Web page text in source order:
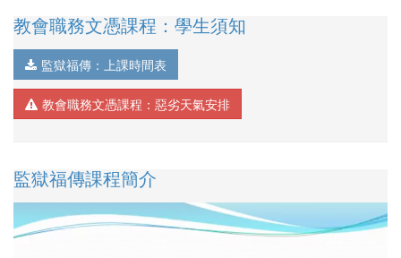
教會職務文憑課程：學生須知
監獄福傳：上課時間表
教會職務文憑課程：惡劣天氣安排
監獄福傳課程簡介